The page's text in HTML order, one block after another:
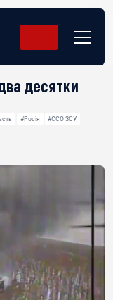
десятки
#Росія
#ССО ЗСУ